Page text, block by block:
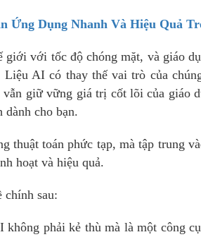
Ứng Dụng Nhanh Và Hiệu Quả
giới với tốc độ chóng mặt, và giáo
AI có thay thế vai trò của
vẫn giữ vững giá trị cốt lõi của giáo
dành cho bạn.
thuật toán phức tạp, mà tập trung
hoạt và hiệu quả.
chính sau:
không phải kẻ thù mà là một công